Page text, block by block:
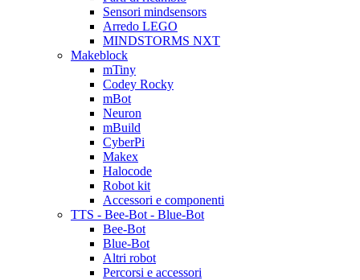
Sensori mindsensors
Arredo LEGO
MINDSTORMS NXT
Makeblock
mTiny
Codey Rocky
mBot
Neuron
mBuild
CyberPi
Makex
Halocode
Robot kit
Accessori e componenti
TTS - Bee-Bot - Blue-Bot
Bee-Bot
Blue-Bot
Altri robot
Percorsi e accessori